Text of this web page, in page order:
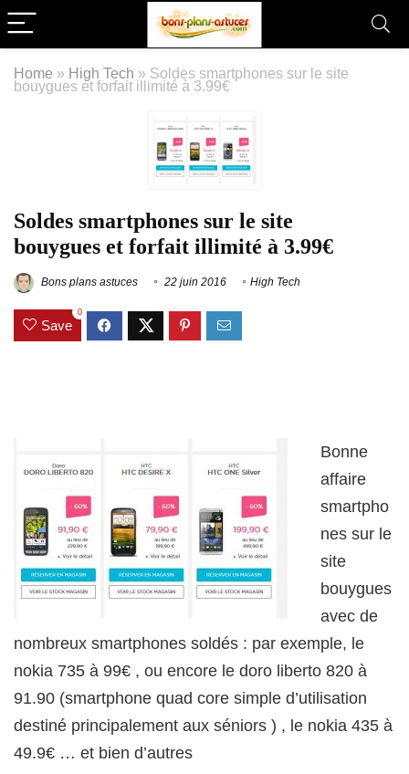
Home » High Tech » Soldes smartphones sur le site
bouygues et forfait illimité à 3.99€
Soldes smartphones sur le site
bouygues et forfait illimité à 3.99€
Bons plans astuces 22 juin 2016 High Tech
Save
0
Bonne
affaire
smartpho
nes sur le
site
bouygues
avec de
nombreux smartphones soldés : par exemple, le
nokia 735 à 99€ , ou encore le doro liberto 820 à
91.90 (smartphone quad core simple d’utilisation
destiné principalement aux séniors ) , le nokia 435 à
49.9€ … et bien d’autres